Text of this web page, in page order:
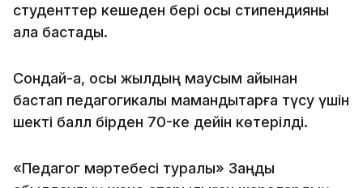
студенттер кешеден бері осы стипендияны
ала бастады.
Сондай-ақ, осы жылдың маусым айынан
бастап педагогикалық мамандықтарға түсу үшін
шекті балл бірден 70-ке дейін көтерілді.
«Педагог мәртебесі туралы» Заңды